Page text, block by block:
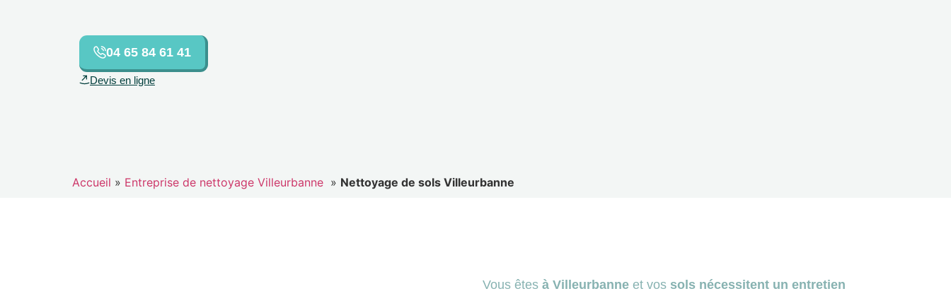
04 65 84 61 41
Devis en ligne
Accueil » Entreprise de nettoyage Villeurbanne » Nettoyage de sols Villeurbanne
Vous êtes à Villeurbanne et vos sols nécessitent un entretien